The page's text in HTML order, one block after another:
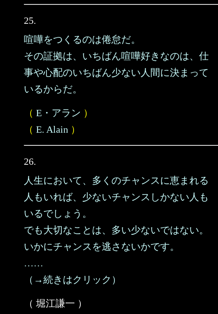
25.
喧嘩をつくるのは倦怠だ。
その証拠は、いちばん喧嘩好きなのは、仕
事や心配のいちばん少ない人間に決まって
いるからだ。
（ E・アラン ）
（ E. Alain ）
26.
人生において、多くのチャンスに恵まれる
人もいれば、少ないチャンスしかない人も
いるでしょう。
でも大切なことは、多い少ないではない。
いかにチャンスを逃さないかです。
……
（→続きはクリック）
（ 堀江謙一 ）